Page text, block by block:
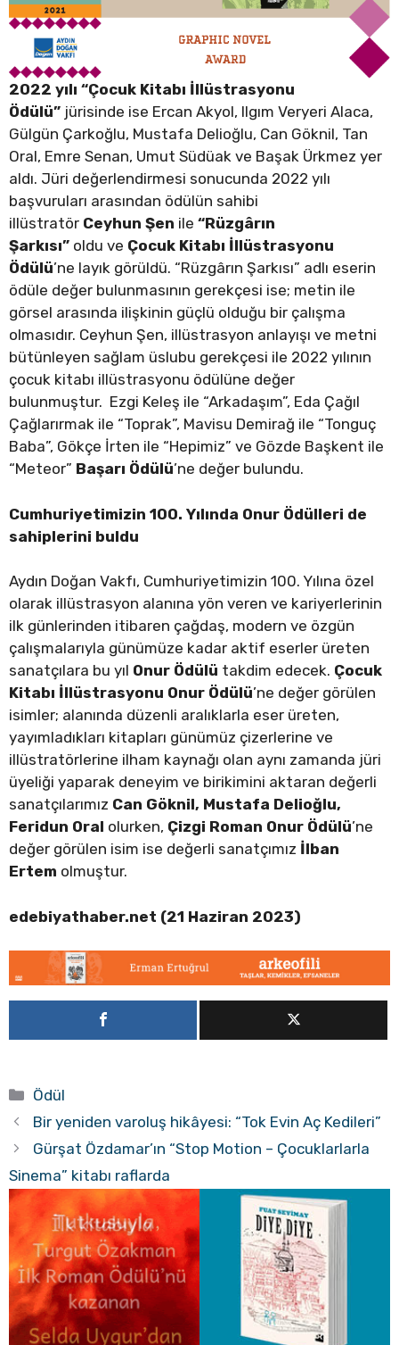
2022 yılı “Çocuk Kitabı İllüstrasyonu
Ödülü” jürisinde ise Ercan Akyol, Ilgım Veryeri Alaca,
Gülgün Çarkoğlu, Mustafa Delioğlu, Can Göknil, Tan
Oral, Emre Senan, Umut Südüak ve Başak Ürkmez yer
aldı. Jüri değerlendirmesi sonucunda 2022 yılı
başvuruları arasından ödülün sahibi
illüstratör Ceyhun Şen ile “Rüzgârın
Şarkısı” oldu ve Çocuk Kitabı İllüstrasyonu
Ödülü’ne layık görüldü. “Rüzgârın Şarkısı” adlı eserin
ödüle değer bulunmasının gerekçesi ise; metin ile
görsel arasında ilişkinin güçlü olduğu bir çalışma
olmasıdır. Ceyhun Şen, illüstrasyon anlayışı ve metni
bütünleyen sağlam üslubu gerekçesi ile 2022 yılının
çocuk kitabı illüstrasyonu ödülüne değer
bulunmuştur. Ezgi Keleş ile “Arkadaşım”, Eda Çağıl
Çağlarırmak ile “Toprak”, Mavisu Demirağ ile “Tonguç
Baba”, Gökçe İrten ile “Hepimiz” ve Gözde Başkent ile
“Meteor” Başarı Ödülü’ne değer bulundu.
Cumhuriyetimizin 100. Yılında Onur Ödülleri de
sahiplerini buldu
Aydın Doğan Vakfı, Cumhuriyetimizin 100. Yılına özel
olarak illüstrasyon alanına yön veren ve kariyerlerinin
ilk günlerinden itibaren çağdaş, modern ve özgün
çalışmalarıyla günümüze kadar aktif eserler üreten
sanatçılara bu yıl Onur Ödülü takdim edecek. Çocuk
Kitabı İllüstrasyonu Onur Ödülü’ne değer görülen
isimler; alanında düzenli aralıklarla eser üreten,
yayımladıkları kitapları günümüz çizerlerine ve
illüstratörlerine ilham kaynağı olan aynı zamanda jüri
üyeliği yaparak deneyim ve birikimini aktaran değerli
sanatçılarımız Can Göknil, Mustafa Delioğlu,
Feridun Oral olurken, Çizgi Roman Onur Ödülü’ne
değer görülen isim ise değerli sanatçımız İlban
Ertem olmuştur.
edebiyathaber.net (21 Haziran 2023)
Kategoriler
Ödül
Bir yeniden varoluş hikâyesi: “Tok Evin Aç Kedileri”
Gürşat Özdamar’ın “Stop Motion – Çocuklarlarla
Sinema” kitabı raflarda